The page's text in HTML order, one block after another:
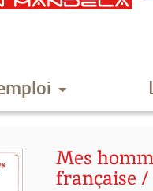
Mes
française